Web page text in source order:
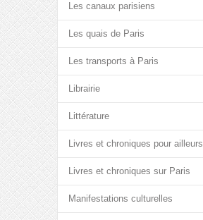
Les canaux parisiens
Les quais de Paris
Les transports à Paris
Librairie
Littérature
Livres et chroniques pour ailleurs
Livres et chroniques sur Paris
Manifestations culturelles